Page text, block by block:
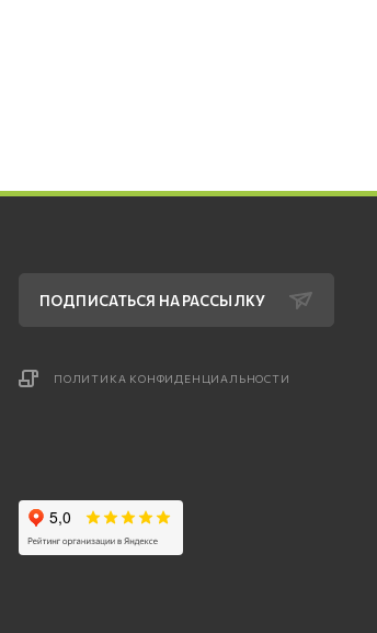
ПОДПИСАТЬСЯ НА РАССЫЛКУ
ПОЛИТИКА КОНФИДЕНЦИАЛЬНОСТИ